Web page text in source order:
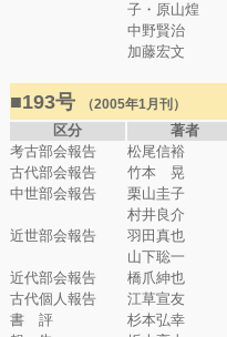
子・原山煌
中野賢治
加藤宏文
■193号 （2005年1月刊）
区分
著者
考古部会報告
松尾信裕
古代部会報告
竹本 晃
中世部会報告
栗山圭子
村井良介
近世部会報告
羽田真也
山下聡一
近代部会報告
橋爪紳也
古代個人報告
江草宣友
書 評
杉本弘幸